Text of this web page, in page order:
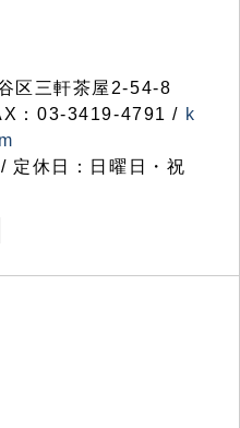
区三軒茶屋2-54-8
：03-3419-4791 / k
定休日：日曜日・祝